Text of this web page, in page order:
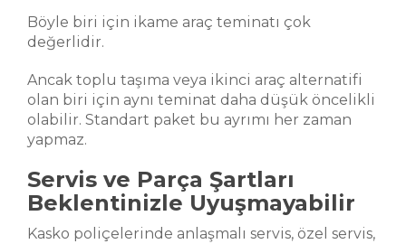
Böyle biri için ikame araç teminatı çok
değerlidir.
Ancak toplu taşıma veya ikinci araç alternatifi
olan biri için aynı teminat daha düşük öncelikli
olabilir. Standart paket bu ayrımı her zaman
yapmaz.
Servis ve Parça Şartları
Beklentinizle Uyuşmayabilir
Kasko poliçelerinde anlaşmalı servis, özel servis,